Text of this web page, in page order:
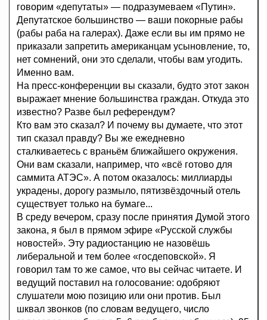
говорим «депутаты» — подразумеваем «Путин».
Депутатское большинство — ваши покорные рабы
(рабы раба на галерах). Даже если вы им прямо не
приказали запретить американцам усыновление, то,
нет сомнений, они это сделали, чтобы вам угодить.
Именно вам.
На пресс-конференции вы сказали, будто этот закон
выражает мнение большинства граждан. Откуда это
известно? Разве был референдум?
Кто вам это сказал? И почему вы думаете, что этот
тип сказал правду? Вы же ежедневно
сталкиваетесь с враньём ближайшего окружения.
Они вам сказали, например, что «всё готово для
саммита АТЭС». А потом оказалось: миллиарды
украдены, дорогу размыло, пятизвёздочный отель
существует только на бумаге...
В среду вечером, сразу после принятия Думой этого
закона, я был в прямом эфире «Русской службы
новостей». Эту радиостанцию не назовёшь
либеральной и тем более «госдеповской». Я
говорил там то же самое, что вы сейчас читаете. И
ведущий поставил на голосование: одобряют
слушатели мою позицию или они против. Был
шквал звонков (по словам ведущего, число